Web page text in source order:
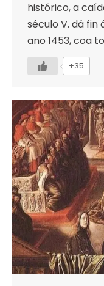
histórico, a
século V. dá fin
ano 1453, coa
+35